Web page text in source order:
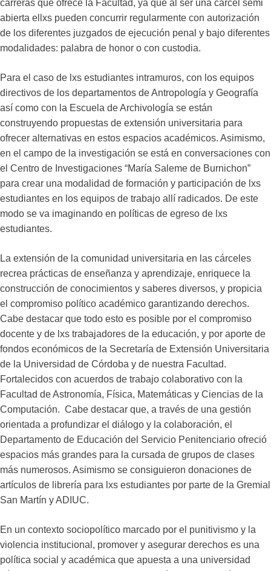
carreras que ofrece la Facultad, ya que al ser una cárcel semi
abierta ellxs pueden concurrir regularmente con autorización
de los diferentes juzgados de ejecución penal y bajo diferentes
modalidades: palabra de honor o con custodia.
Para el caso de lxs estudiantes intramuros, con los equipos
directivos de los departamentos de Antropología y Geografía
así como con la Escuela de Archivología se están
construyendo propuestas de extensión universitaria para
ofrecer alternativas en estos espacios académicos. Asimismo,
en el campo de la investigación se está en conversaciones con
el Centro de Investigaciones “María Saleme de Burnichon”
para crear una modalidad de formación y participación de lxs
estudiantes en los equipos de trabajo allí radicados. De este
modo se va imaginando en políticas de egreso de lxs
estudiantes.
La extensión de la comunidad universitaria en las cárceles
recrea prácticas de enseñanza y aprendizaje, enriquece la
construcción de conocimientos y saberes diversos, y propicia
el compromiso político académico garantizando derechos.
Cabe destacar que todo esto es posible por el compromiso
docente y de lxs trabajadores de la educación, y por aporte de
fondos económicos de la Secretaría de Extensión Universitaria
de la Universidad de Córdoba y de nuestra Facultad.
Fortalecidos con acuerdos de trabajo colaborativo con la
Facultad de Astronomía, Física, Matemáticas y Ciencias de la
Computación. Cabe destacar que, a través de una gestión
orientada a profundizar el diálogo y la colaboración, el
Departamento de Educación del Servicio Penitenciario ofreció
espacios más grandes para la cursada de grupos de clases
más numerosos. Asimismo se consiguieron donaciones de
artículos de librería para lxs estudiantes por parte de la Gremial
San Martín y ADIUC.
En un contexto sociopolítico marcado por el punitivismo y la
violencia institucional, promover y asegurar derechos es una
política social y académica que apuesta a una universidad